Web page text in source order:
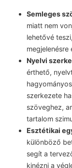
Semleges
miatt nem
lehetővé
megjelenésre
Nyelvi
érthető,
szerkezete
szöveghez,
tartalom
Esztétikai
különböző
segít a
kinézni a